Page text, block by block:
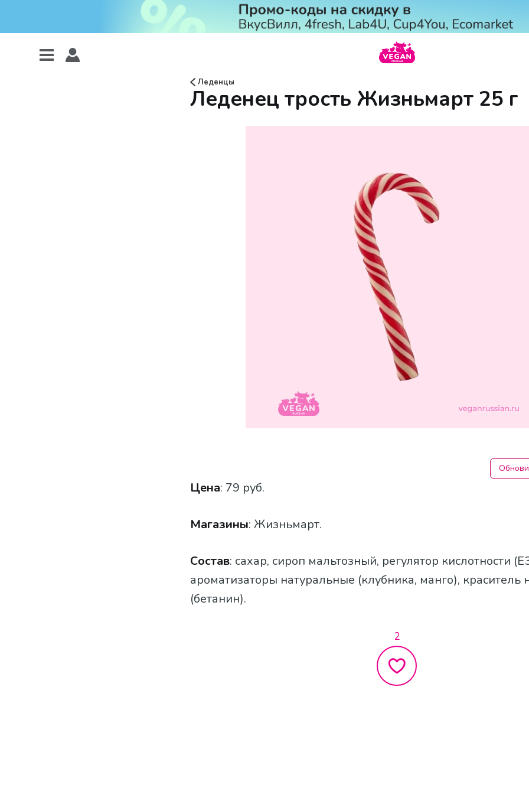
Леденцы
Леденец трость Жизньмарт 25 г
Цена: 79 руб.
Магазины: Жизньмарт.
Состав: сахар, сироп мальтозный, регулятор кислотности
ароматизаторы натуральные (клубника, манго), краситель
(бетанин).
2